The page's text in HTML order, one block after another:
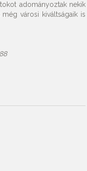
adományoztak nekik
városi kiváltságaik is